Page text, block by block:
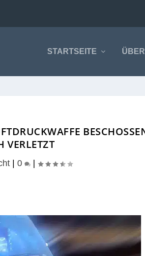
STARTSEITE
BESCHOSSEN
| 0 |